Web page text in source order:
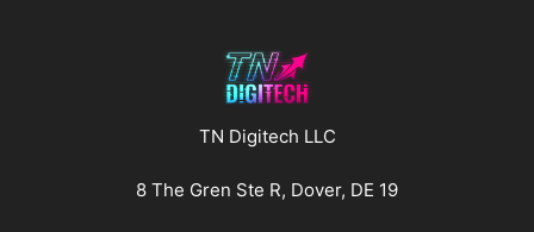
TN Digitech LLC
8 The Gren Ste R, Dover, DE 19